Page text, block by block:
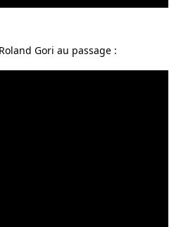
Gori au passage :